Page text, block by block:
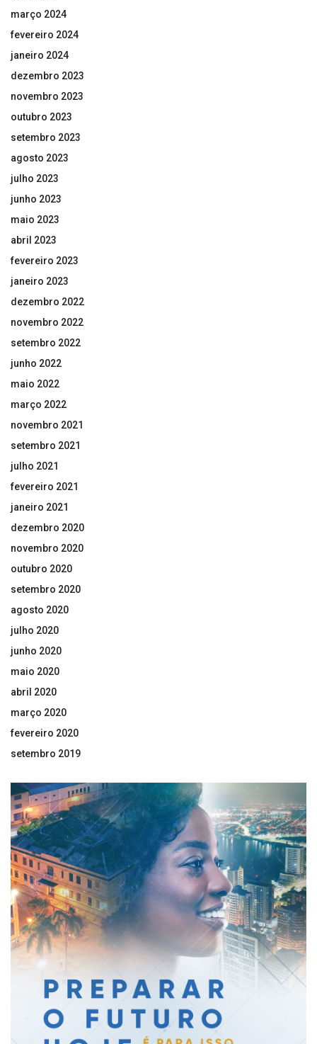
março 2024
fevereiro 2024
janeiro 2024
dezembro 2023
novembro 2023
outubro 2023
setembro 2023
agosto 2023
julho 2023
junho 2023
maio 2023
abril 2023
fevereiro 2023
janeiro 2023
dezembro 2022
novembro 2022
setembro 2022
junho 2022
maio 2022
março 2022
novembro 2021
setembro 2021
julho 2021
fevereiro 2021
janeiro 2021
dezembro 2020
novembro 2020
outubro 2020
setembro 2020
agosto 2020
julho 2020
junho 2020
maio 2020
abril 2020
março 2020
fevereiro 2020
setembro 2019